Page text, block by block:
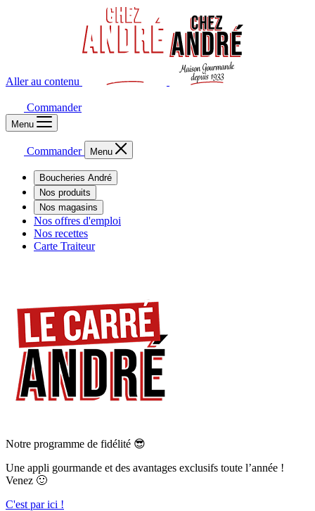
Aller au contenu
Commander
Menu
Commander Menu
Boucheries André
Nos produits
Nos magasins
Nos offres d'emploi
Nos recettes
Carte Traiteur
Notre programme de fidélité 😎
Une appli gourmande et des avantages exclusifs toute l’année !
Venez 🙂
C'est par ici !